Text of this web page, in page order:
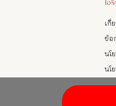
ไอ
เกี่
ข้อ
นโ
นโ